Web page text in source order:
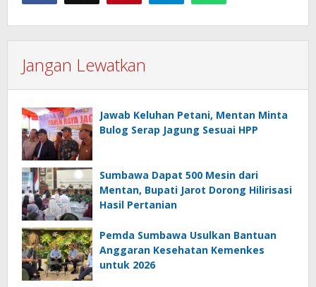
Jangan Lewatkan
Jawab Keluhan Petani, Mentan Minta
Bulog Serap Jagung Sesuai HPP
Sumbawa Dapat 500 Mesin dari
Mentan, Bupati Jarot Dorong Hilirisasi
Hasil Pertanian
Pemda Sumbawa Usulkan Bantuan
Anggaran Kesehatan Kemenkes
untuk 2026